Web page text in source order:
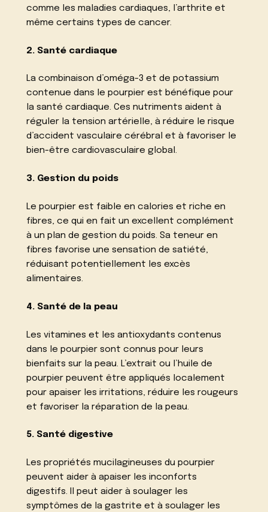
comme les maladies cardiaques, l’arthrite et
même certains types de cancer.
2. Santé cardiaque
La combinaison d’oméga-3 et de potassium
contenue dans le pourpier est bénéfique pour
la santé cardiaque. Ces nutriments aident à
réguler la tension artérielle, à réduire le risque
d’accident vasculaire cérébral et à favoriser le
bien-être cardiovasculaire global.
3. Gestion du poids
Le pourpier est faible en calories et riche en
fibres, ce qui en fait un excellent complément
à un plan de gestion du poids. Sa teneur en
fibres favorise une sensation de satiété,
réduisant potentiellement les excès
alimentaires.
4. Santé de la peau
Les vitamines et les antioxydants contenus
dans le pourpier sont connus pour leurs
bienfaits sur la peau. L’extrait ou l’huile de
pourpier peuvent être appliqués localement
pour apaiser les irritations, réduire les rougeurs
et favoriser la réparation de la peau.
5. Santé digestive
Les propriétés mucilagineuses du pourpier
peuvent aider à apaiser les inconforts
digestifs. Il peut aider à soulager les
symptômes de la gastrite et à soulager les